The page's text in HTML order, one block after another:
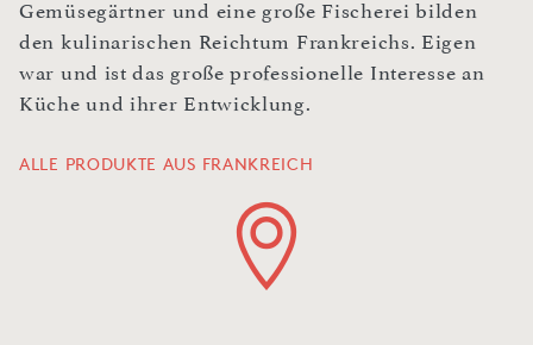
Gemüsegärtner und eine große Fischerei bilden
den kulinarischen Reichtum Frankreichs. Eigen
war und ist das große professionelle Interesse an
Küche und ihrer Entwicklung.
ALLE PRODUKTE AUS FRANKREICH